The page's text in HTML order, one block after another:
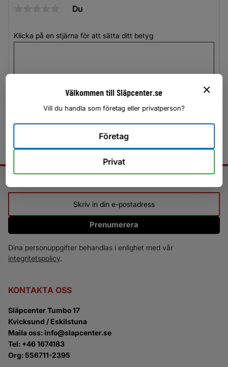
Du
Klicka på en stjärna för att sätta ditt betyg
Prenumerera
Dina personuppgifter behandlas i enlighet med vår
integritetspolicy.
KONTAKTA OSS
Släpcenter Tumbo 17
Kvicksund / Eskilstuna
Maila oss: info@slapcenter.se
Tel: +46 1674183
Org: 556711-2395
Välkommen till Släpcenter.se
Vill du handla som företag eller privatperson?
Företag
Privat